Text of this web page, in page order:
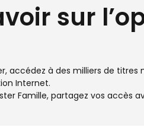
sur
accédez à des milliers de
Internet.
Famille, partagez vos accès